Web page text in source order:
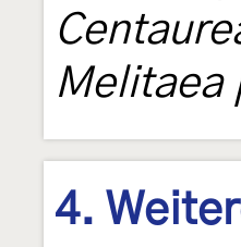
Melitaea
4.